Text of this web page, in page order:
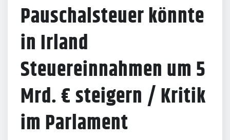
Pauschalsteuer könnte
in Irland
Steuereinnahmen um 5
Mrd. € steigern / Kritik
im Parlament